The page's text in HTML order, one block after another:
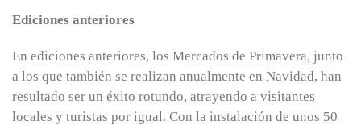
Ediciones anteriores
En ediciones anteriores, los Mercados de Primavera, junto
a los que también se realizan anualmente en Navidad, han
resultado ser un éxito rotundo, atrayendo a visitantes
locales y turistas por igual. Con la instalación de unos 50